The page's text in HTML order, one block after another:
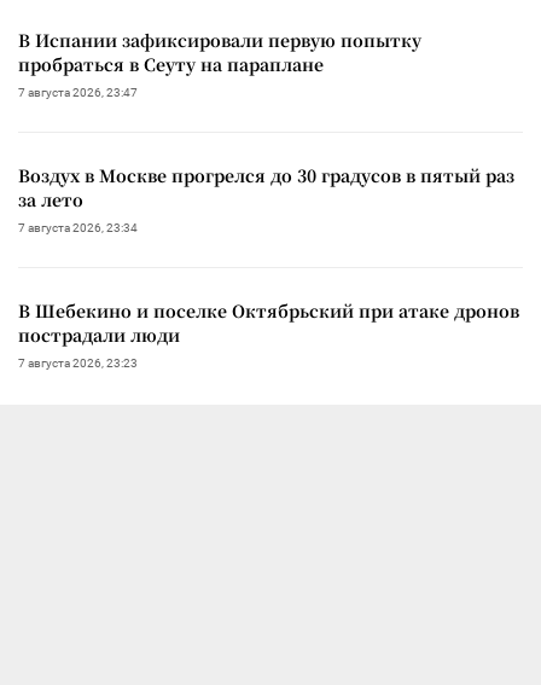
В Испании зафиксировали первую попытку
пробраться в Сеуту на параплане
7 августа 2026, 23:47
Воздух в Москве прогрелся до 30 градусов в пятый раз
за лето
7 августа 2026, 23:34
В Шебекино и поселке Октябрьский при атаке дронов
пострадали люди
7 августа 2026, 23:23